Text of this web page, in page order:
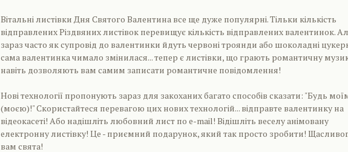
Вітальні листівки Дня Святого Валентина все ще дуже популярні. Тільки кількість
відправлених Різдвяних листівок перевищує кількість відправлених валентинок.
зараз часто як супровід до валентинки йдуть червоні троянди або шоколадні
сама валентинка чимало змінилася... тепер є листівки, що грають романтичну
навіть дозволяють вам самим записати романтичне повідомлення!
Нові технології пропонують зараз для закоханих багато способів сказати: "Будь
(моєю)!" Скористайтеся перевагою цих нових технологій... відправте валентинку на
відеокасеті! Або надішліть любовний лист по e-mail! Відішліть веселу анімовану
електронну листівку! Це - приємний подарунок, який так просто зробити!
вам свята!